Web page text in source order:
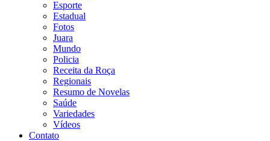
Esporte
Estadual
Fotos
Juara
Mundo
Policia
Receita da Roça
Regionais
Resumo de Novelas
Saúde
Variedades
Vídeos
Contato